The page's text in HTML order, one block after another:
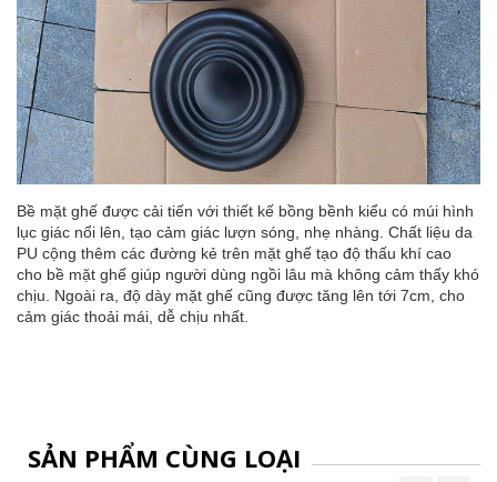
Bề mặt ghế được cải tiến với thiết kế bồng bềnh kiểu có múi hình
lục giác nổi lên, tạo cảm giác lượn sóng, nhẹ nhàng. Chất liệu da
PU cộng thêm các đường kẻ trên mặt ghế tạo độ thấu khí cao
cho bề mặt ghế giúp người dùng ngồi lâu mà không cảm thấy khó
chịu. Ngoài ra, độ dày mặt ghế cũng được tăng lên tới 7cm, cho
cảm giác thoải mái, dễ chịu nhất.
SẢN PHẨM CÙNG LOẠI